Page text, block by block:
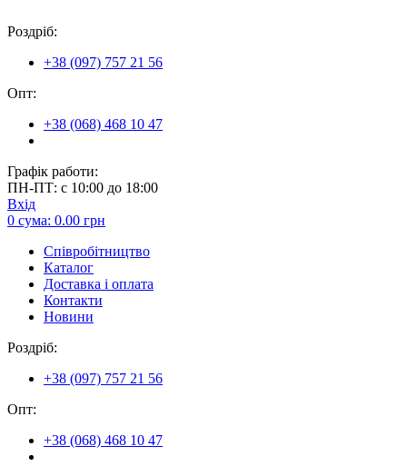
Роздріб:
+38 (097) 757 21 56
Опт:
+38 (068) 468 10 47
Графік работи:
ПН-ПТ: с 10:00 до 18:00
Вхід
0 сума: 0.00 грн
Співробітництво
Каталог
Доставка і оплата
Контакти
Новини
Роздріб:
+38 (097) 757 21 56
Опт:
+38 (068) 468 10 47